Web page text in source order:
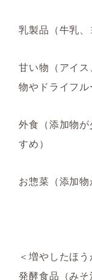
乳製品（牛乳、
甘い物（アイ
物やドライフル
外食（添加物
すめ）
お惣菜（添加物
＜増やしたほ
発酵食品（みそ